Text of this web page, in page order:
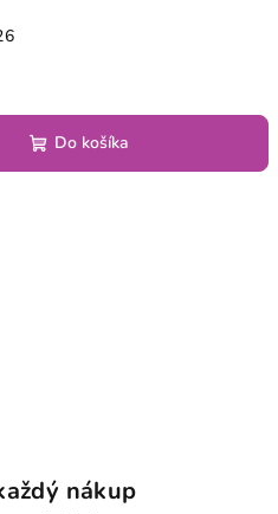
Do košíka
nákup